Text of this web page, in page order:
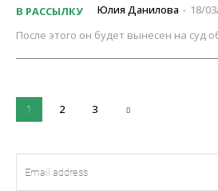
В РАССЫЛКУ Юлия Данилова - 18/
После этого он будет вынесен на суд
1 2 3